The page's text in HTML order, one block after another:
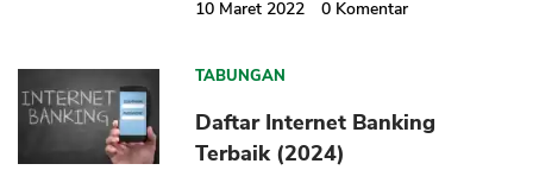
10 Maret 2022 0 Komentar
TABUNGAN
Daftar Internet Banking
Terbaik (2024)